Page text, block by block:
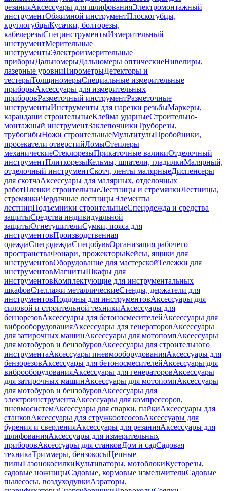
резанияАксессуары для шлифованияЭлектромонтажный
инструментОбжимной инструментПлоскогубцы,
круглогубцыКусачки, болторезы,
кабелерезыСпецинструментыИзмерительный
инструментМерительные
инструментыЭлектроизмерительные
приборыДальномерыДальномеры оптическиеНивелиры,
лазерные уровниПирометрыДетекторы и
тестерыТолщиномерыСпециальные измерительные
приборыАксессуары для измерительных
приборовРазметочный инструментРазметочные
инструментыИнструменты для нарезки резьбыМаркеры,
карандаши строительныеКлейма ударныеСтроительно-
монтажный инструментЗаклепочникиТруборезы,
трубогибыНожи строительныеМультитулыПробойники,
просекатели отверстийЛомыСтеплеры
механическиеСтеклорезыПрикаточные валикиОтделочный
инструментПлиткорезыКельмы, шпатели, гладилкиМалярный,
отделочный инструментСкотч, ленты малярныеДиспенсеры
для скотчаАксессуары для малярных, отделочных
работПленки строительныеЛестницы и стремянкиЛестницы,
стремянкиЧердачные лестницыЭлементы
лестницПодъемники строительныеСпецодежда и средства
защитыСредства индивидуальной
защитыОгнетушителиСумки, пояса для
инструментовПроизводственная
одеждаСпецодеждаСпецобувьОрганизация рабочего
пространстваФонари, прожекторыКейсы, ящики для
инструментовОборудование для мастерскойТележки для
инструментовМагнитыШкафы для
инструментовКомплектующие для инструментальных
шкафовСтеллажи металлическиеСтенды, держатели для
инструментовПоддоны для инструментовАксессуары для
силовой и строительной техникиАксессуары для
бензорезовАксессуары для бетоносмесителейАксессуары для
виброоборудованияАксессуары для генераторовАксессуары
для затирочных машинАксессуары для мотопомпАксессуары
для мотобуров и бензобуровАксессуары для строительного
инструментаАксессуары пневмооборудованияАксессуары для
бензорезовАксессуары для бетоносмесителейАксессуары для
виброоборудованияАксессуары для генераторовАксессуары
для затирочных машинАксессуары для мотопомпАксессуары
для мотобуров и бензобуровАксессуары для
электроинструментаАксессуары для компрессоров,
пневмосистемАксессуары для сварки, пайкиАксессуары для
станковАксессуары для стружкоотсосовАксессуары для
бурения и сверленияАксессуары для резанияАксессуары для
шлифованияАксессуары для измерительных
приборовАксессуары для станковДом и садСадовая
техникаТриммеры, бензокосыЦепные
пилыГазонокосилкиКультиваторы, мотоблокиКусторезы,
садовые ножницыСадовые, кормовые измельчителиСадовые
пылесосы, воздуходувкиАэраторы,